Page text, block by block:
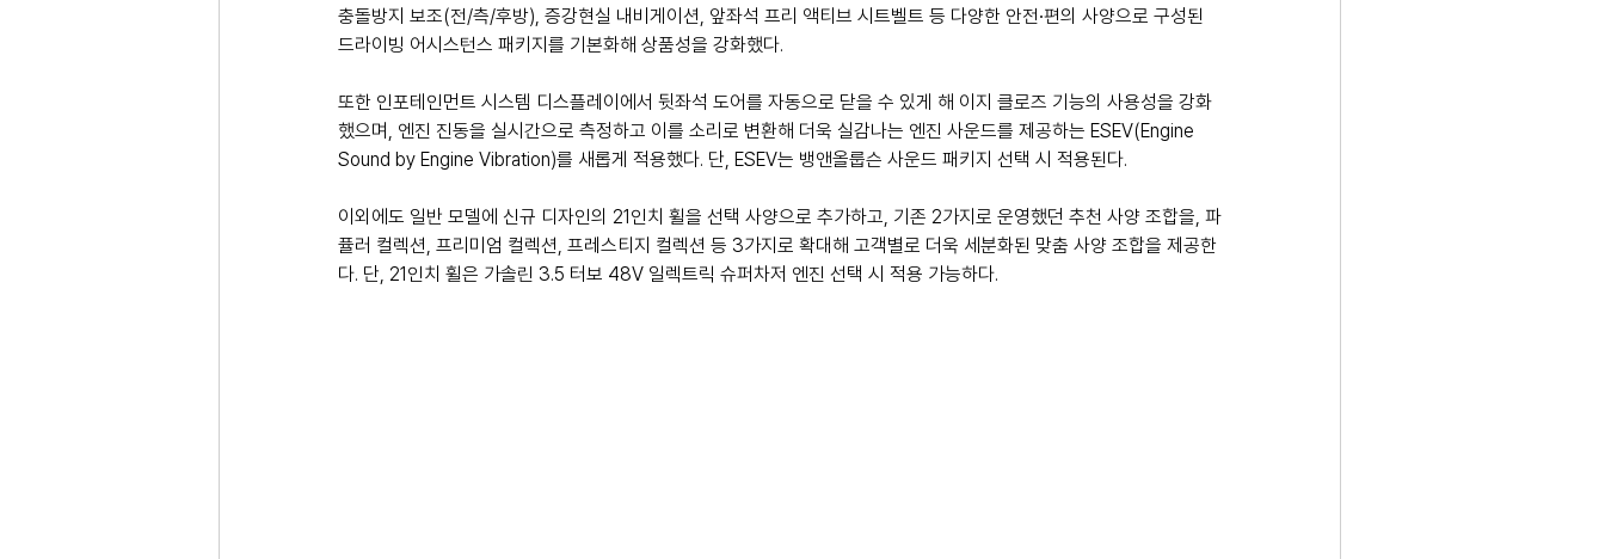
충돌방지 보조(전/측/후방), 증강현실 내비게이션, 앞좌석 프리 액티브 시트벨트 등 다양한 안전∙편의 사양으로 구성된
드라이빙 어시스턴스 패키지를 기본화해 상품성을 강화했다.
또한 인포테인먼트 시스템 디스플레이에서 뒷좌석 도어를 자동으로 닫을 수 있게 해 이지 클로즈 기능의 사용성을 강화
했으며, 엔진 진동을 실시간으로 측정하고 이를 소리로 변환해 더욱 실감나는 엔진 사운드를 제공하는 ESEV(Engine
Sound by Engine Vibration)를 새롭게 적용했다. 단, ESEV는 뱅앤올룹슨 사운드 패키지 선택 시 적용된다.
이외에도 일반 모델에 신규 디자인의 21인치 휠을 선택 사양으로 추가하고, 기존 2가지로 운영했던 추천 사양 조합을, 파
퓰러 컬렉션, 프리미엄 컬렉션, 프레스티지 컬렉션 등 3가지로 확대해 고객별로 더욱 세분화된 맞춤 사양 조합을 제공한
다. 단, 21인치 휠은 가솔린 3.5 터보 48V 일렉트릭 슈퍼차저 엔진 선택 시 적용 가능하다.